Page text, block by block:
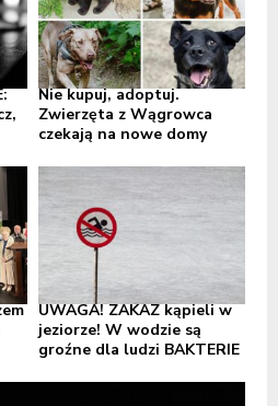
Nie kupuj, adoptuj.
Zwierzęta z Wągrowca
czekają na nowe domy
UWAGA! ZAKAZ kąpieli w
jeziorze! W wodzie są
groźne dla ludzi BAKTERIE